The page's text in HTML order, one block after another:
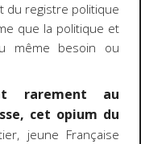
du registre politique
que la politique et
même besoin ou
rarement au
cet opium du
jeune Française